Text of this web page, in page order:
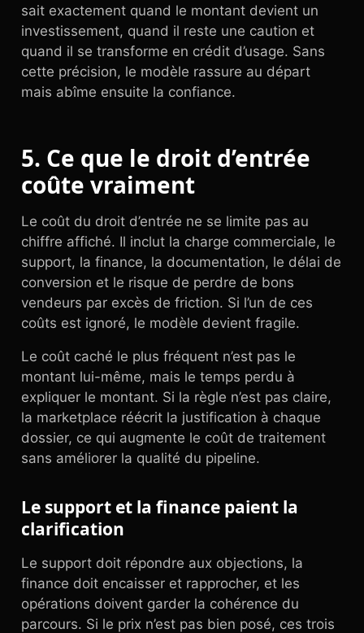
sait exactement quand le montant devient un
investissement, quand il reste une caution et
quand il se transforme en crédit d’usage. Sans
cette précision, le modèle rassure au départ
mais abîme ensuite la confiance.
5. Ce que le droit d’entrée
coûte vraiment
Le coût du droit d’entrée ne se limite pas au
chiffre affiché. Il inclut la charge commerciale, le
support, la finance, la documentation, le délai de
conversion et le risque de perdre de bons
vendeurs par excès de friction. Si l’un de ces
coûts est ignoré, le modèle devient fragile.
Le coût caché le plus fréquent n’est pas le
montant lui-même, mais le temps perdu à
expliquer le montant. Si la règle n’est pas claire,
la marketplace réécrit la justification à chaque
dossier, ce qui augmente le coût de traitement
sans améliorer la qualité du pipeline.
Le support et la finance paient la
clarification
Le support doit répondre aux objections, la
finance doit encaisser et rapprocher, et les
opérations doivent garder la cohérence du
parcours. Si le prix n’est pas bien posé, ces trois